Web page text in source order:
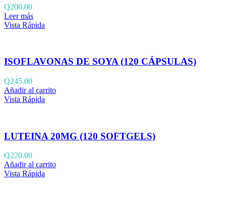
Q200.00
Leer más
Vista Rápida
ISOFLAVONAS DE SOYA (120 CÁPSULAS)
Q245.00
Añadir al carrito
Vista Rápida
LUTEINA 20MG (120 SOFTGELS)
Q220.00
Añadir al carrito
Vista Rápida